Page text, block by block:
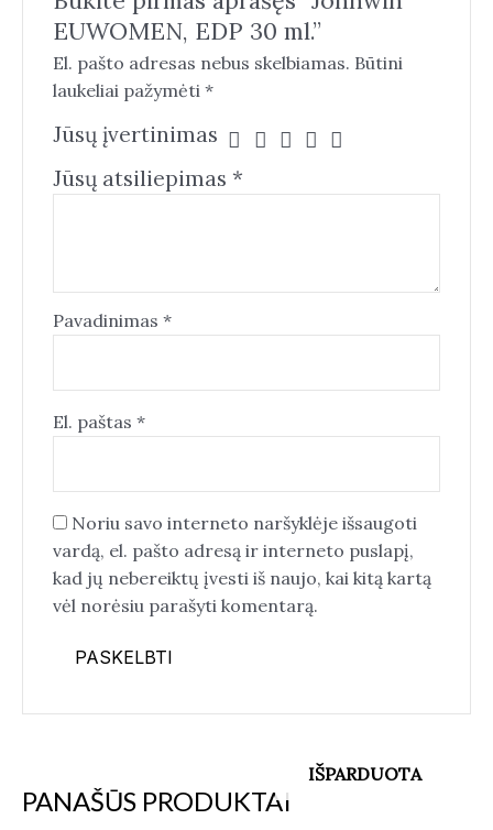
EUWOMEN, EDP 30 ml.”
El. pašto adresas nebus skelbiamas. Būtini
laukeliai pažymėti *
Jūsų įvertinimas
Jūsų atsiliepimas *
Pavadinimas *
El. paštas *
Noriu savo interneto naršyklėje išsaugoti
vardą, el. pašto adresą ir interneto puslapį,
kad jų nebereiktų įvesti iš naujo, kai kitą kartą
vėl norėsiu parašyti komentarą.
PANAŠŪS PRODUKTAI
IŠPARDUOTA